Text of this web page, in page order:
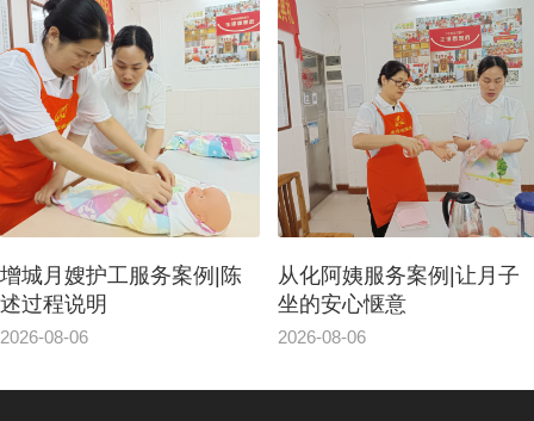
增城月嫂护工服务案例|陈
述过程说明
2026-08-06
从化阿姨服务案例|让月子
坐的安心惬意
2026-08-06